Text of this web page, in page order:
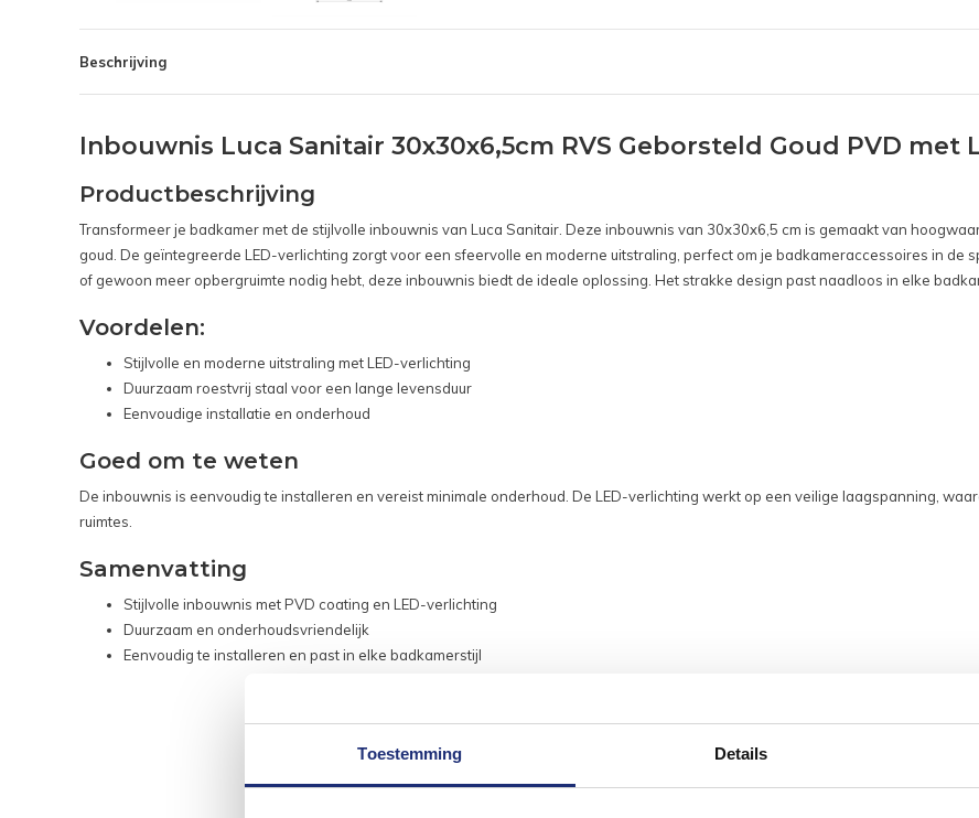
Toestemming Details
Beschrijving
Inbouwnis Luca Sanitair 30x30x6,5cm RVS Geborsteld Goud PVD met
Productbeschrijving
Transformeer je badkamer met de stijlvolle inbouwnis van Luca Sanitair. Deze inbouwnis van 30x30x6,5 cm is gemaakt van
goud. De geïntegreerde LED-verlichting zorgt voor een sfeervolle en moderne uitstraling, perfect om je badkameraccessoires in de
of gewoon meer opbergruimte nodig hebt, deze inbouwnis biedt de ideale oplossing. Het strakke design past naadloos in elke
Voordelen:
Stijlvolle en moderne uitstraling met LED-verlichting
Duurzaam roestvrij staal voor een lange levensduur
Eenvoudige installatie en onderhoud
Goed om te weten
De inbouwnis is eenvoudig te installeren en vereist minimale onderhoud. De LED-verlichting werkt op een veilige laagspanning,
ruimtes.
Samenvatting
Stijlvolle inbouwnis met PVD coating en LED-verlichting
Duurzaam en onderhoudsvriendelijk
Eenvoudig te installeren en past in elke badkamerstijl